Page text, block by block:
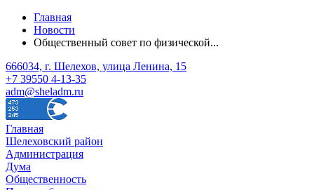
Главная
Новости
Общественный совет по физической...
666034, г. Шелехов, улица Ленина, 15
+7 39550 4-13-35
adm@sheladm.ru
Главная
Шелеховский район
Администрация
Дума
Общественность